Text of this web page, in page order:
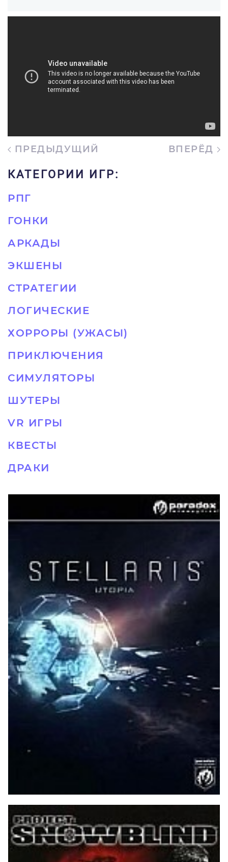
ПРЕДЫДУЩИЙ ВПЕРЁД
КАТЕГОРИИ ИГР:
РПГ
ГОНКИ
АРКАДЫ
ЭКШЕНЫ
СТРАТЕГИИ
ЛОГИЧЕСКИЕ
ХОРРОРЫ (УЖАСЫ)
ПРИКЛЮЧЕНИЯ
СИМУЛЯТОРЫ
ШУТЕРЫ
VR ИГРЫ
КВЕСТЫ
ДРАКИ